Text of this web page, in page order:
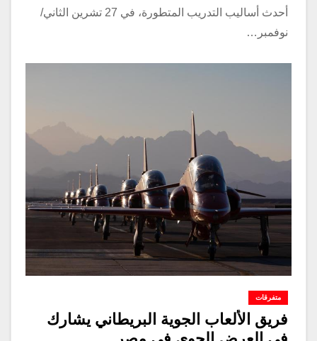
أحدث أساليب التدريب المتطورة، في 27 تشرين الثاني/
نوفمبر…
متفرقات
فريق الألعاب الجوية البريطاني يشارك